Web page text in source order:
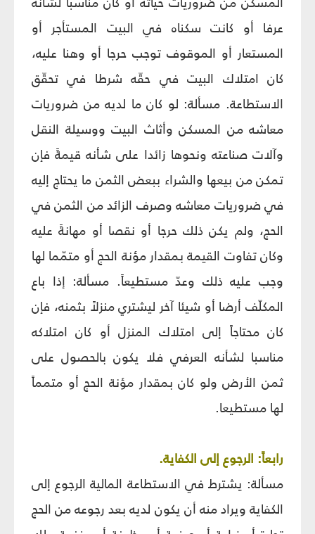
عرفا أو كانت سكناه في البيت المستأجر أو
المستعار أو الموقوف توجب حرجا أو وهنا عليه،
كان امتلاك البيت في حقّه شرطا في تحقّق
الاستطاعة. مسألة: لو كان ما لديه من ضروريات
معاشه من المسكن وأثاث البيت ووسيلة النقل
وآلات صناعته ونحوها زائدا على شأنه قيمةً فإن
تمكن من بيعها والشراء ببعض الثمن ما يحتاج إليه
في ضروريات معاشه وصرف الزائد من الثمن في
الحج، ولم يكن ذلك حرجا أو نقصا أو مهانةً عليه
وكان تفاوت القيمة بمقدار مؤنة الحج أو متمّما لها
وجب عليه ذلك وعدّ مستطيعاً. مسألة: إذا باع
المكلّف أرضا أو شيئا آخر ليشتري منزلاً بثمنه، فإن
كان محتاجاً إلى امتلاك المنزل أو كان امتلاكه
مناسبا لشأنه العرفي فلا يكون بالحصول على
ثمن الأرض ولو كان بمقدار مؤنة الحج أو متمماً
لها مستطيعا.
رابعاً: الرجوع إلى الكفاية.
مسألة: يشترط في الاستطاعة المالية الرجوع إلى
الكفاية ويراد منه أن يكون لديه بعد رجوعه من الحج